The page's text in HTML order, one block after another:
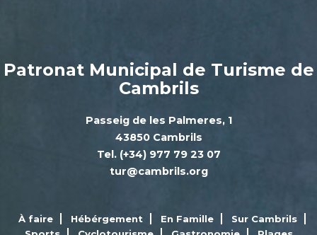
Patronat Municipal de Turisme de
Cambrils
Passeig de les Palmeres, 1
43850 Cambrils
Tel. (+34) 977 79 23 07
tur@cambrils.org
À faire Hébérgement En Famille
Sur Cambrils